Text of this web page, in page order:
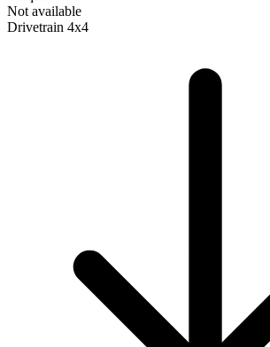
Not available
Drivetrain 4x4